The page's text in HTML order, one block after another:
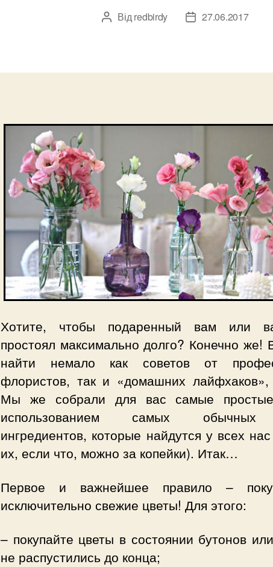
Автор
Від redbirdy
Дата27.06.2017
Хотите, чтобы подаренный вам или
простоял максимально долго? Конечно же!
найти немало как советов от
флористов, так и «домашних лайфхаков»,
Мы же собрали для вас самые
использованием самых обычных
ингредиентов, которые найдутся у всех
их, если что, можно за копейки). Итак…
Первое и важнейшее правило –
исключительно свежие цветы! Для этого:
– покупайте цветы в состоянии бутонов
не распустились до конца;